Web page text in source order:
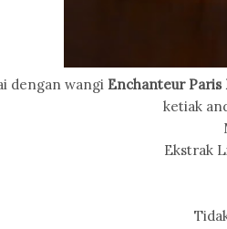
dengan wangi Enchanteur Paris
ketiak
Ekstrak